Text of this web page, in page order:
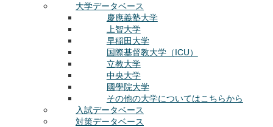
大学データベース
慶應義塾大学
上智大学
早稲田大学
国際基督教大学（ICU）
立教大学
中央大学
國學院大学
その他の大学についてはこちらから
入試データベース
対策データベース